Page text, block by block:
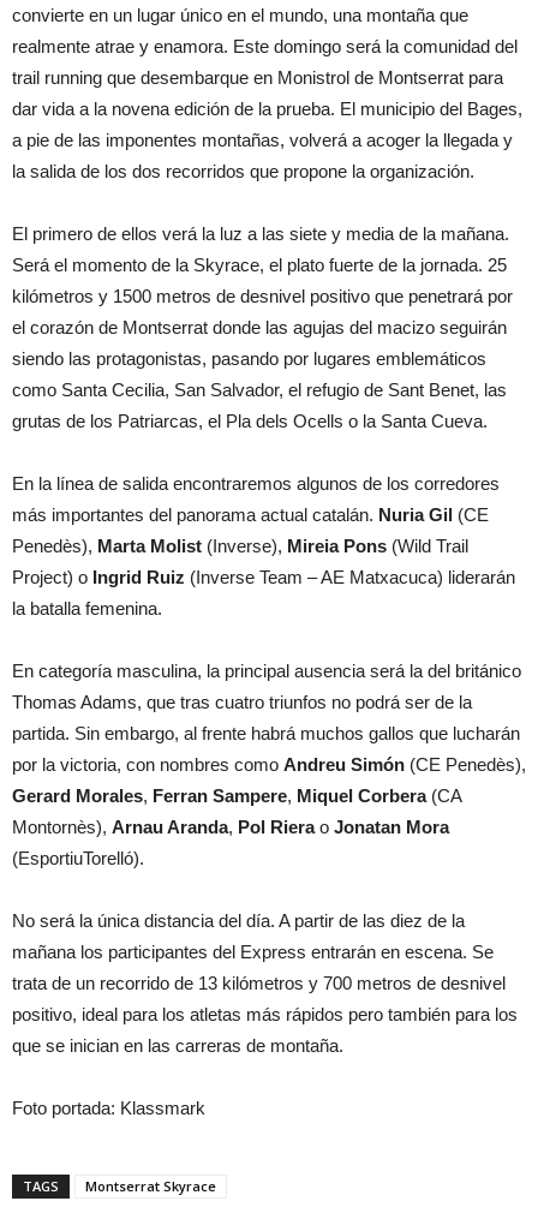
convierte en un lugar único en el mundo, una montaña que
realmente atrae y enamora. Este domingo será la comunidad del
trail running que desembarque en Monistrol de Montserrat para
dar vida a la novena edición de la prueba. El municipio del Bages,
a pie de las imponentes montañas, volverá a acoger la llegada y
la salida de los dos recorridos que propone la organización.
El primero de ellos verá la luz a las siete y media de la mañana.
Será el momento de la Skyrace, el plato fuerte de la jornada. 25
kilómetros y 1500 metros de desnivel positivo que penetrará por
el corazón de Montserrat donde las agujas del macizo seguirán
siendo las protagonistas, pasando por lugares emblemáticos
como Santa Cecilia, San Salvador, el refugio de Sant Benet, las
grutas de los Patriarcas, el Pla dels Ocells o la Santa Cueva.
En la línea de salida encontraremos algunos de los corredores
más importantes del panorama actual catalán. Nuria Gil (CE
Penedès), Marta Molist (Inverse), Mireia Pons (Wild Trail
Project) o Ingrid Ruiz (Inverse Team – AE Matxacuca) liderarán
la batalla femenina.
En categoría masculina, la principal ausencia será la del británico
Thomas Adams, que tras cuatro triunfos no podrá ser de la
partida. Sin embargo, al frente habrá muchos gallos que lucharán
por la victoria, con nombres como Andreu Simón (CE Penedès),
Gerard Morales, Ferran Sampere, Miquel Corbera(CA
Montornès), Arnau Aranda, Pol Rierao Jonatan Mora
(EsportiuTorelló).
No será la única distancia del día. A partir de las diez de la
mañana los participantes del Express entrarán en escena. Se
trata de un recorrido de 13 kilómetros y 700 metros de desnivel
positivo, ideal para los atletas más rápidos pero también para los
que se inician en las carreras de montaña.
Foto portada: Klassmark
TAGS Montserrat Skyrace